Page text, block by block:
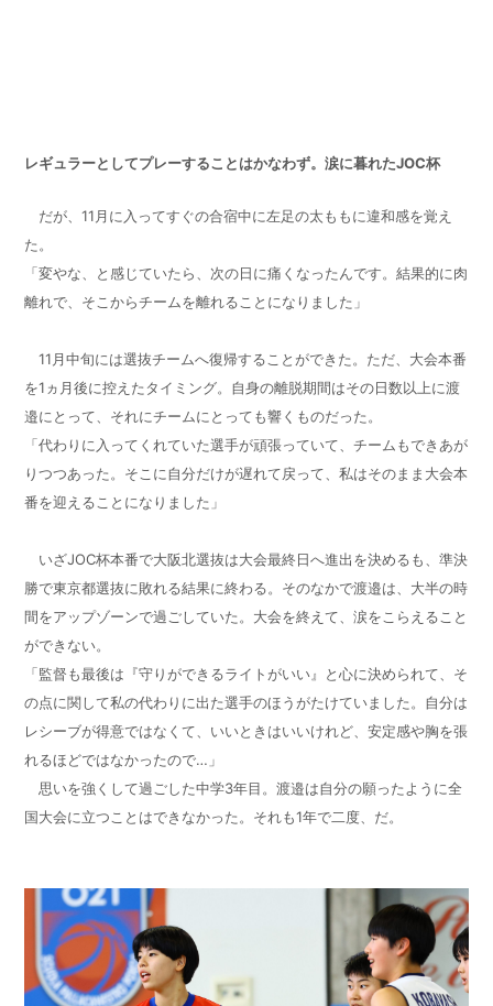
レギュラーとしてプレーすることはかなわず。涙に暮れたJOC杯
だが、11 月に入ってすぐの合宿中に左足の太ももに違和感を覚え
た。
「変やな、と感じていたら、次の日に痛くなったんです。結果的に肉
離れで、そこからチームを離れることになりました」
11 月中旬には選抜チームへ復帰することができた。ただ、大会本番
を1 ヵ月後に控えたタイミング。自身の離脱期間はその日数以上に渡
邉にとって、それにチームにとっても響くものだった。
「代わりに入ってくれていた選手が頑張っていて、チームもできあが
りつつあった。そこに自分だけが遅れて戻って、私はそのまま大会本
番を迎えることになりました」
いざJOC杯本番で大阪北選抜は大会最終日へ進出を決めるも、準決
勝で東京都選抜に敗れる結果に終わる。そのなかで渡邉は、大半の時
間をアップゾーンで過ごしていた。大会を終えて、涙をこらえること
ができない。
「監督も最後は『守りができるライトがいい』と心に決められて、そ
の点に関して私の代わりに出た選手のほうがたけていました。自分は
レシーブが得意ではなくて、いいときはいいけれど、安定感や胸を張
れるほどではなかったので…」
思いを強くして過ごした中学3年目。渡邉は自分の願ったように全
国大会に立つことはできなかった。それも1年で二度、だ。